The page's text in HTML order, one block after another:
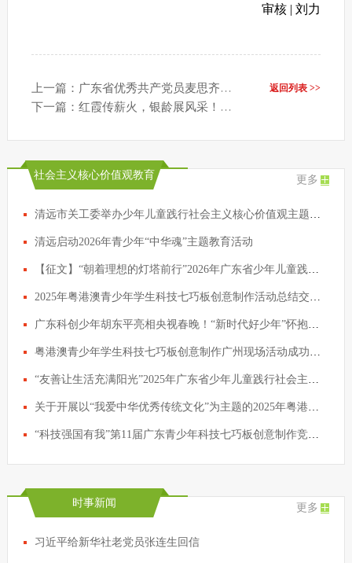
审核 | 刘力
返回列表 >>
上一篇：广东省优秀共产党员麦思齐：一生系红巾 丹心育新人
下一篇：红霞传薪火，银龄展风采！广东关工委系统6名“五老”获全国表彰
社会主义核心价值观教育 更多
清远市关工委举办少年儿童践行社会主义核心价值观主题征文写作辅导活动
清远启动2026年青少年“中华魂”主题教育活动
【征文】“朝着理想的灯塔前行”2026年广东省少年儿童践行社会主义核心价值观主题征文活动启动啦！
2025年粤港澳青少年学生科技七巧板创意制作活动总结交流会议在穗举行
广东科创少年胡东平亮相央视春晚！“新时代好少年”怀抱科技梦想策马扬鞭
粤港澳青少年学生科技七巧板创意制作广州现场活动成功举行
“友善让生活充满阳光”2025年广东省少年儿童践行社会主义核心价值观主题征文活动评选结果公示
关于开展以“我爱中华优秀传统文化”为主题的2025年粤港澳青少年学生科技七巧板创意制作活动的通知
“科技强国有我”第11届广东青少年科技七巧板创意制作竞赛颁奖典礼仪式圆满举行
时事新闻 更多
习近平给新华社老党员张连生回信